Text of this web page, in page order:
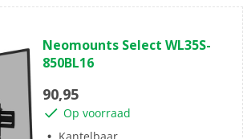
van
de
sterren.
Neomounts Select WL35S-
850BL16
90,95
Op voorraad